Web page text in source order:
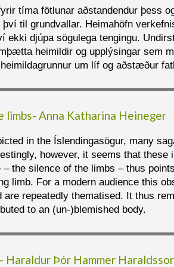
tíma fötlunar aðstandendur þess
til grundvallar. Heimahöfn
djúpa sögulega tengingu.
heimildir og upplýsingar sem
um líf og aðstæður
limbs- Anna Katharina Heineger
in the Íslendingasögur, many
however, it seems that
the silence of the limbs – thus
limb. For a modern audience this
repeatedly thematised. It thus
to an (un-)blemished body.
Þór Hammer